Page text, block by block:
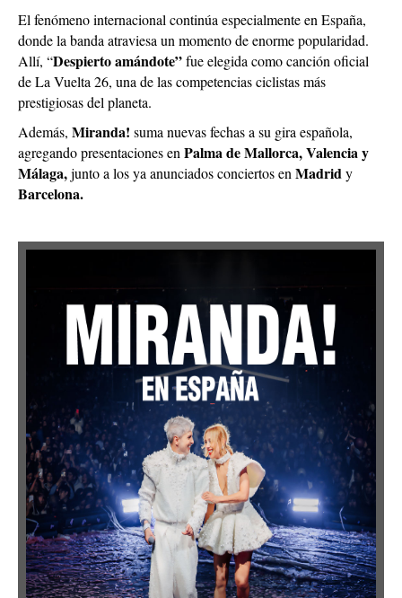
El fenómeno internacional continúa especialmente en España,
donde la banda atraviesa un momento de enorme popularidad.
Allí, “Despierto amándote”fue elegida como canción oficial
de La Vuelta 26, una de las competencias ciclistas más
prestigiosas del planeta.
Además, Miranda! suma nuevas fechas a su gira española,
agregando presentaciones en Palma de Mallorca, Valencia y
Málaga,junto a los ya anunciados conciertos en Madridy
Barcelona.